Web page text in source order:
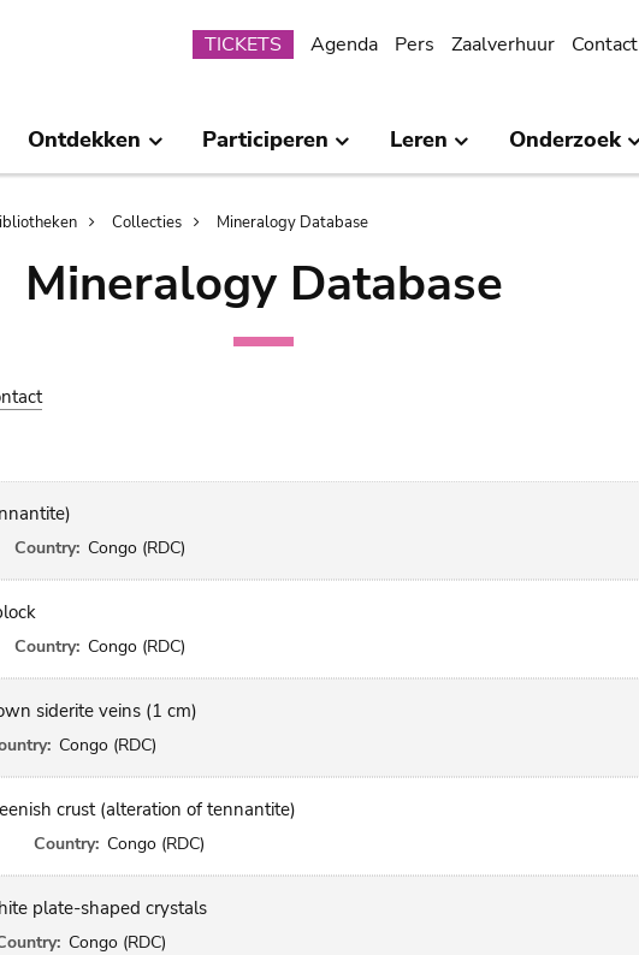
Submenu
TICKETS Agenda Pers Zaalverhuur Contact
Ontdekken Participeren Leren Onderzoek
Collecties Mineralogy Database
Mineralogy Database
Country: Congo (RDC)
Country: Congo (RDC)
siderite veins (1 cm)
Congo (RDC)
crust (alteration of tennantite)
Country: Congo (RDC)
plate-shaped crystals
Congo (RDC)